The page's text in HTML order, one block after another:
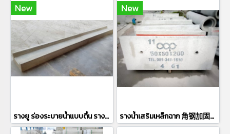
New
รางยู ร่องระบายน้ำแบบตื้น รางตื้น เหลี่ยม (Shallow Drain) (Spoon Drain) U型排水槽，浅排水槽
New
รางน้ำเสริมเหล็กฉาก 角钢加固混凝土排水槽